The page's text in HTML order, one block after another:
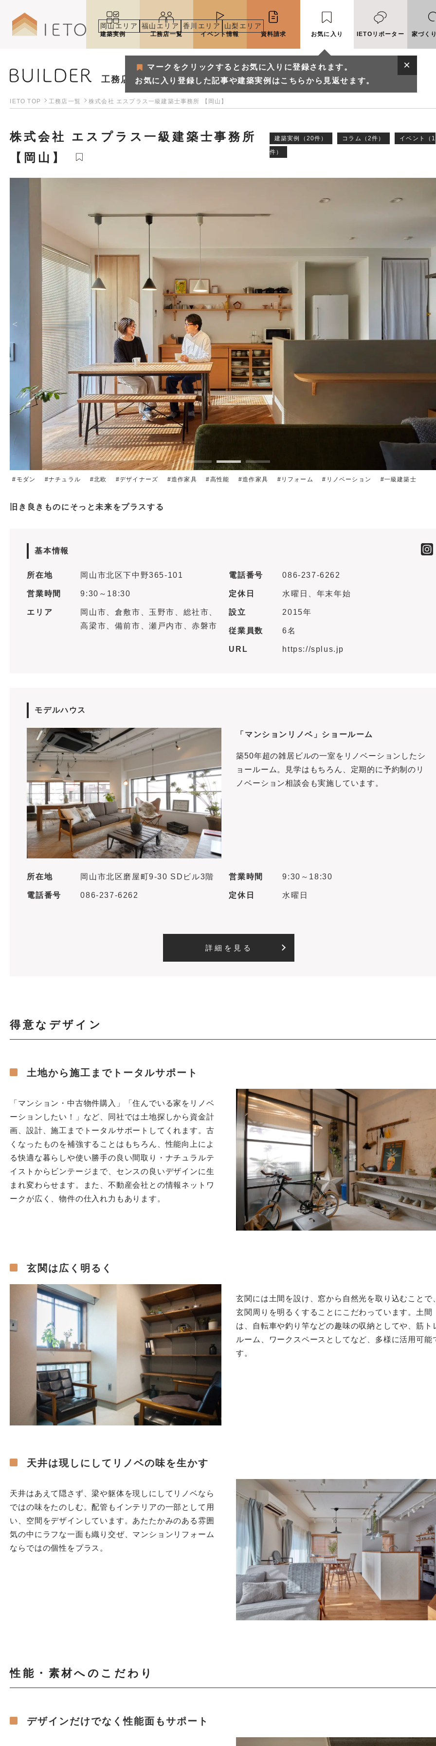
岡山エリア 福山エリア 香川エリア 山梨エリア
お気に入り登録した記事や建築実例はこちらから見返せます。
建築実例 工務店一覧 イベント情報 資料請求 お気に入り
マークをクリックするとお気に入りに登録されます。
お気に入り登録した記事や建築実例はこちらから見返せます。
IETOリポーター 家づく
工務店
IETO TOP 工務店一覧 株式会社 エスプラス一級建築士事務所 【岡山】
株式会社 エスプラス一級建築士事務所
【岡山】
建築実例（20件） コラム（2件）
イベント（1
件）
モダン ナチュラル 北欧 デザイナーズ 造作家具 高性能 造作家具 リフォーム リノベーション 一級建築士
旧き良きものにそっと未来をプラスする
基本情報
所在地 岡山市北区下中野365-101
営業時間 9:30～18:30
エリア
岡山市、倉敷市、玉野市、総社市、
高梁市、備前市、瀬戸内市、赤磐市
電話番号 086-237-6262
定休日 水曜日、年末年始
設立 2015年
従業員数 6名
URL https://splus.jp
モデルハウス
「マンションリノベ」ショールーム
築50年超の雑居ビルの一室をリノベーションしたシ
ョールーム。見学はもちろん、定期的に予約制のリ
ノベーション相談会も実施しています。
所在地 岡山市北区磨屋町9-30 SDビル3階
電話番号 086-237-6262
営業時間 9:30～18:30
定休日 水曜日
詳細を見る
得意なデザイン
土地から施工までトータルサポート
「マンション・中古物件購入」「住んでいる家をリノベ
ーションしたい！」など、同社では土地探しから資金計
画、設計、施工までトータルサポートしてくれます。古
くなったものを補強することはもちろん、性能向上によ
る快適な暮らしや使い勝手の良い間取り・ナチュラルテ
イストからビンテージまで、センスの良いデザインに生
まれ変わらせます。また、不動産会社との情報ネットワ
ークが広く、物件の仕入れ力もあります。
玄関は広く明るく
玄関には土間を設け、窓から自然光を取り込むことで
玄関周りを明るくすることにこだわっています。土間
は、自転車や釣り竿などの趣味の収納としてや、筋ト
ルーム、ワークスペースとしてなど、多様に活用可能
す。
天井は現しにしてリノベの味を生かす
天井はあえて隠さず、梁や躯体を現しにしてリノベなら
ではの味をたのしむ。配管もインテリアの一部として用
い、空間をデザインしています。あたたかみのある雰囲
気の中にラフな一面も織り交ぜ、マンションリフォーム
ならではの個性をプラス。
性能・素材へのこだわり
デザインだけでなく性能面もサポート